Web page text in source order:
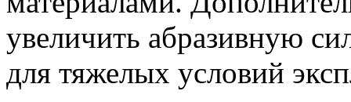
увеличить абразивную
для тяжелых условий